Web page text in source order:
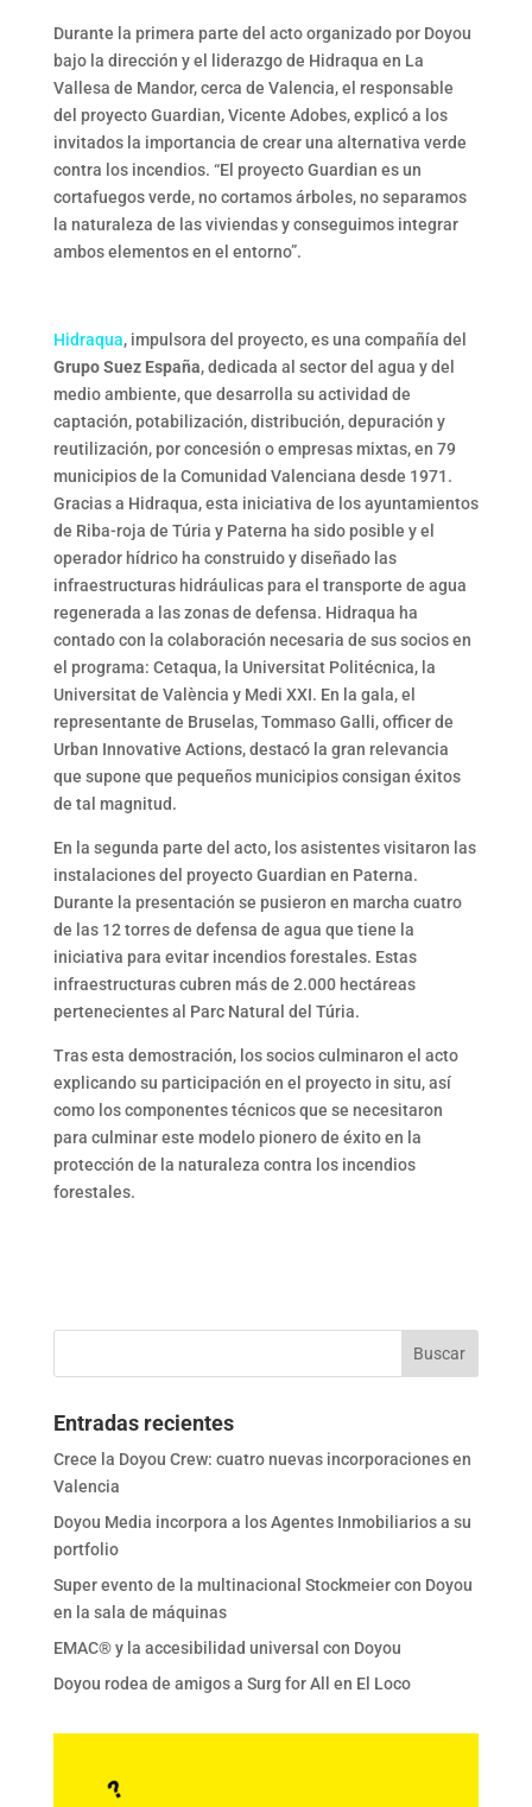
Durante la primera parte del acto organizado por Doyou
bajo la dirección y el liderazgo de Hidraqua en La
Vallesa de Mandor, cerca de Valencia, el responsable
del proyecto Guardian, Vicente Adobes, explicó a los
invitados la importancia de crear una alternativa verde
contra los incendios. “El proyecto Guardian es un
cortafuegos verde, no cortamos árboles, no separamos
la naturaleza de las viviendas y conseguimos integrar
ambos elementos en el entorno”.
Hidraqua, impulsora del proyecto, es una compañía del
Grupo Suez España, dedicada al sector del agua y del
medio ambiente, que desarrolla su actividad de
captación, potabilización, distribución, depuración y
reutilización, por concesión o empresas mixtas, en 79
municipios de la Comunidad Valenciana desde 1971.
Gracias a Hidraqua, esta iniciativa de los ayuntamientos
de Riba-roja de Túria y Paterna ha sido posible y el
operador hídrico ha construido y diseñado las
infraestructuras hidráulicas para el transporte de agua
regenerada a las zonas de defensa. Hidraqua ha
contado con la colaboración necesaria de sus socios en
el programa: Cetaqua, la Universitat Politécnica, la
Universitat de València y Medi XXI. En la gala, el
representante de Bruselas, Tommaso Galli, officer de
Urban Innovative Actions, destacó la gran relevancia
que supone que pequeños municipios consigan éxitos
de tal magnitud.
En la segunda parte del acto, los asistentes visitaron las
instalaciones del proyecto Guardian en Paterna.
Durante la presentación se pusieron en marcha cuatro
de las 12 torres de defensa de agua que tiene la
iniciativa para evitar incendios forestales. Estas
infraestructuras cubren más de 2.000 hectáreas
pertenecientes al Parc Natural del Túria.
Tras esta demostración, los socios culminaron el acto
explicando su participación en el proyecto in situ, así
como los componentes técnicos que se necesitaron
para culminar este modelo pionero de éxito en la
protección de la naturaleza contra los incendios
forestales.
Entradas recientes
Crece la Doyou Crew: cuatro nuevas incorporaciones en
Valencia
Doyou Media incorpora a los Agentes Inmobiliarios a su
portfolio
Super evento de la multinacional Stockmeier con Doyou
en la sala de máquinas
EMAC® y la accesibilidad universal con Doyou
Doyou rodea de amigos a Surg for All en El Loco